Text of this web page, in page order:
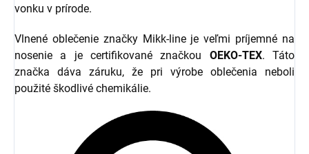
vonku v prírode.
Vlnené oblečenie značky Mikk-line je veľmi príjemné na
nosenie a je certifikované značkou OEKO-TEX. Táto
značka dáva záruku, že pri výrobe oblečenia neboli
použité škodlivé chemikálie.